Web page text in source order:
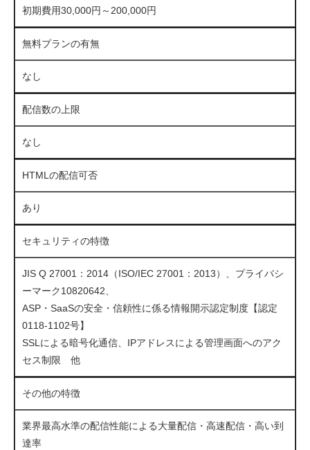
初期費用30,000円～200,000円
無料プランの有無
なし
配信数の上限
なし
HTMLの配信可否
あり
セキュリティの特徴
JIS Q 27001：2014（ISO/IEC 27001：2013）、プライバシ
ーマーク10820642、
ASP・SaaSの安全・信頼性に係る情報開示認定制度【認定
0118-1102号】
SSLによる暗号化通信、IPアドレスによる管理画面へのアク
セス制限 他
その他の特徴
業界最高水準の配信性能による大量配信・高速配信・高い到
達率